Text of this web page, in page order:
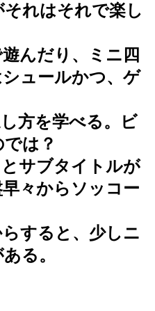
れはそれで楽し
んだり、ミニ四
ュールかつ、ゲ
方を学べる。ビ
は？
とサブタイトルが
々からソッコー
すると、少しニ
る。